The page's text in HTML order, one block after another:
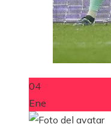
04
Ene